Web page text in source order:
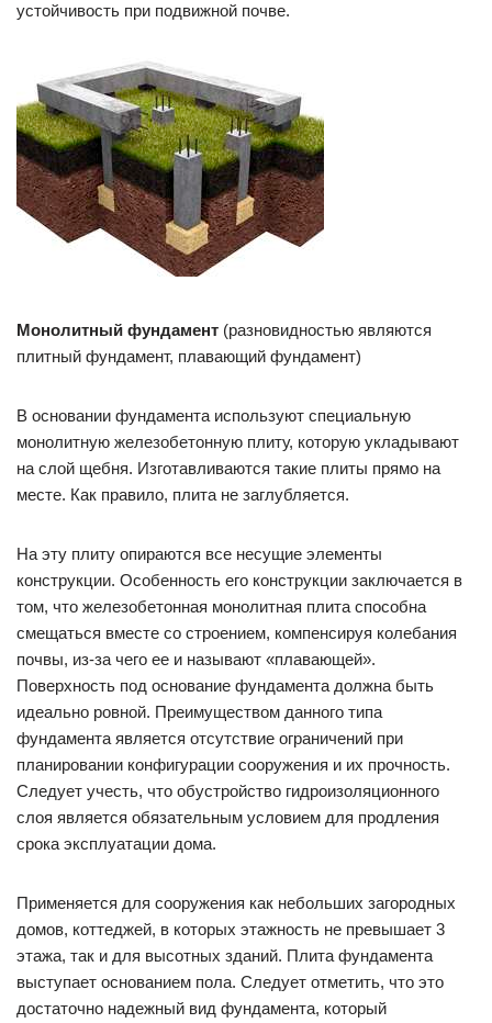
устойчивость при подвижной почве.
Монолитный фундамент (разновидностью являются
плитный фундамент, плавающий фундамент)
В основании фундамента используют специальную
монолитную железобетонную плиту, которую укладывают
на слой щебня. Изготавливаются такие плиты прямо на
месте. Как правило, плита не заглубляется.
На эту плиту опираются все несущие элементы
конструкции. Особенность его конструкции заключается в
том, что железобетонная монолитная плита способна
смещаться вместе со строением, компенсируя колебания
почвы, из-за чего ее и называют «плавающей».
Поверхность под основание фундамента должна быть
идеально ровной. Преимуществом данного типа
фундамента является отсутствие ограничений при
планировании конфигурации сооружения и их прочность.
Следует учесть, что обустройство гидроизоляционного
слоя является обязательным условием для продления
срока эксплуатации дома.
Применяется для сооружения как небольших загородных
домов, коттеджей, в которых этажность не превышает 3
этажа, так и для высотных зданий. Плита фундамента
выступает основанием пола. Следует отметить, что это
достаточно надежный вид фундамента, который